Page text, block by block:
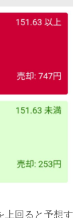
上回ると予想す